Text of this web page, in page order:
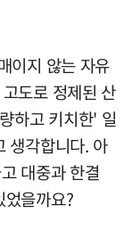
이지 않는 자유
도로 정제된 산
하고 키치한' 일
생각합니다. 아
대중과 한결
을까요?